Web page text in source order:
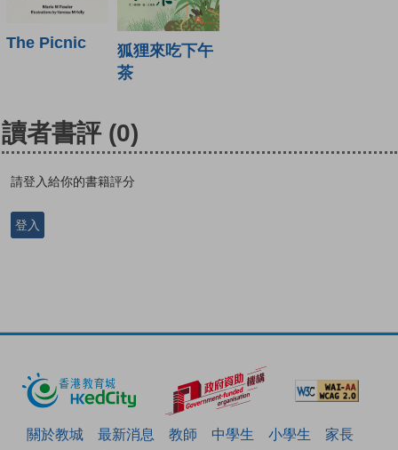
The Picnic
狐狸來吃下午
茶
讀者書評 (0)
請登入給你的書籍評分
登入
關於教城 最新消息 教師 中學生 小學生
家長